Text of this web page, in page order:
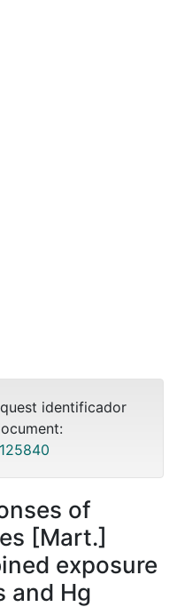
identificador
of
[Mart.]
exposure
and Hg